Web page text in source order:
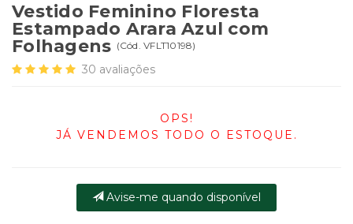
Vestido Feminino Floresta
Estampado Arara Azul com
Folhagens (Cód. VFLT10198)
30 avaliações
OPS!
JÁ VENDEMOS TODO O ESTOQUE.
Avise-me quando disponível